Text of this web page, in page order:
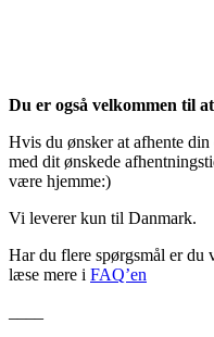
Du er også velkommen til
Hvis du ønsker at afhente
med dit ønskede
være hjemme:)
Vi leverer kun til Danmark.
Har du flere spørgsmål er du
læse mere i FAQ’en